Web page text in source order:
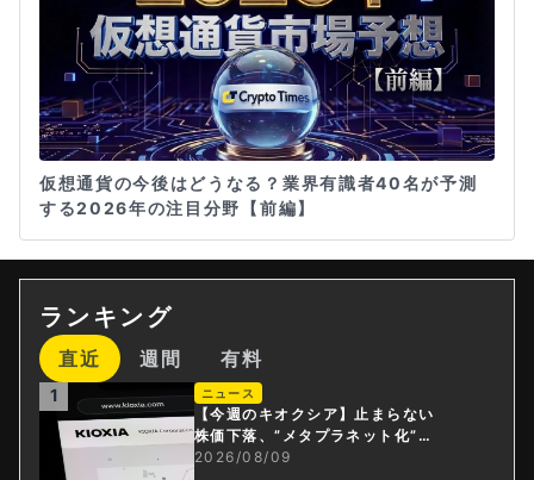
仮想通貨の今後はどうなる？業界有識者40名が予測
する2026年の注目分野【前編】
ランキング
直近 週間 有料
1 ニュース
【今週のキオクシア】止まらない
株価下落、”メタプラネット化”の
指摘は本当？
2026/08/09